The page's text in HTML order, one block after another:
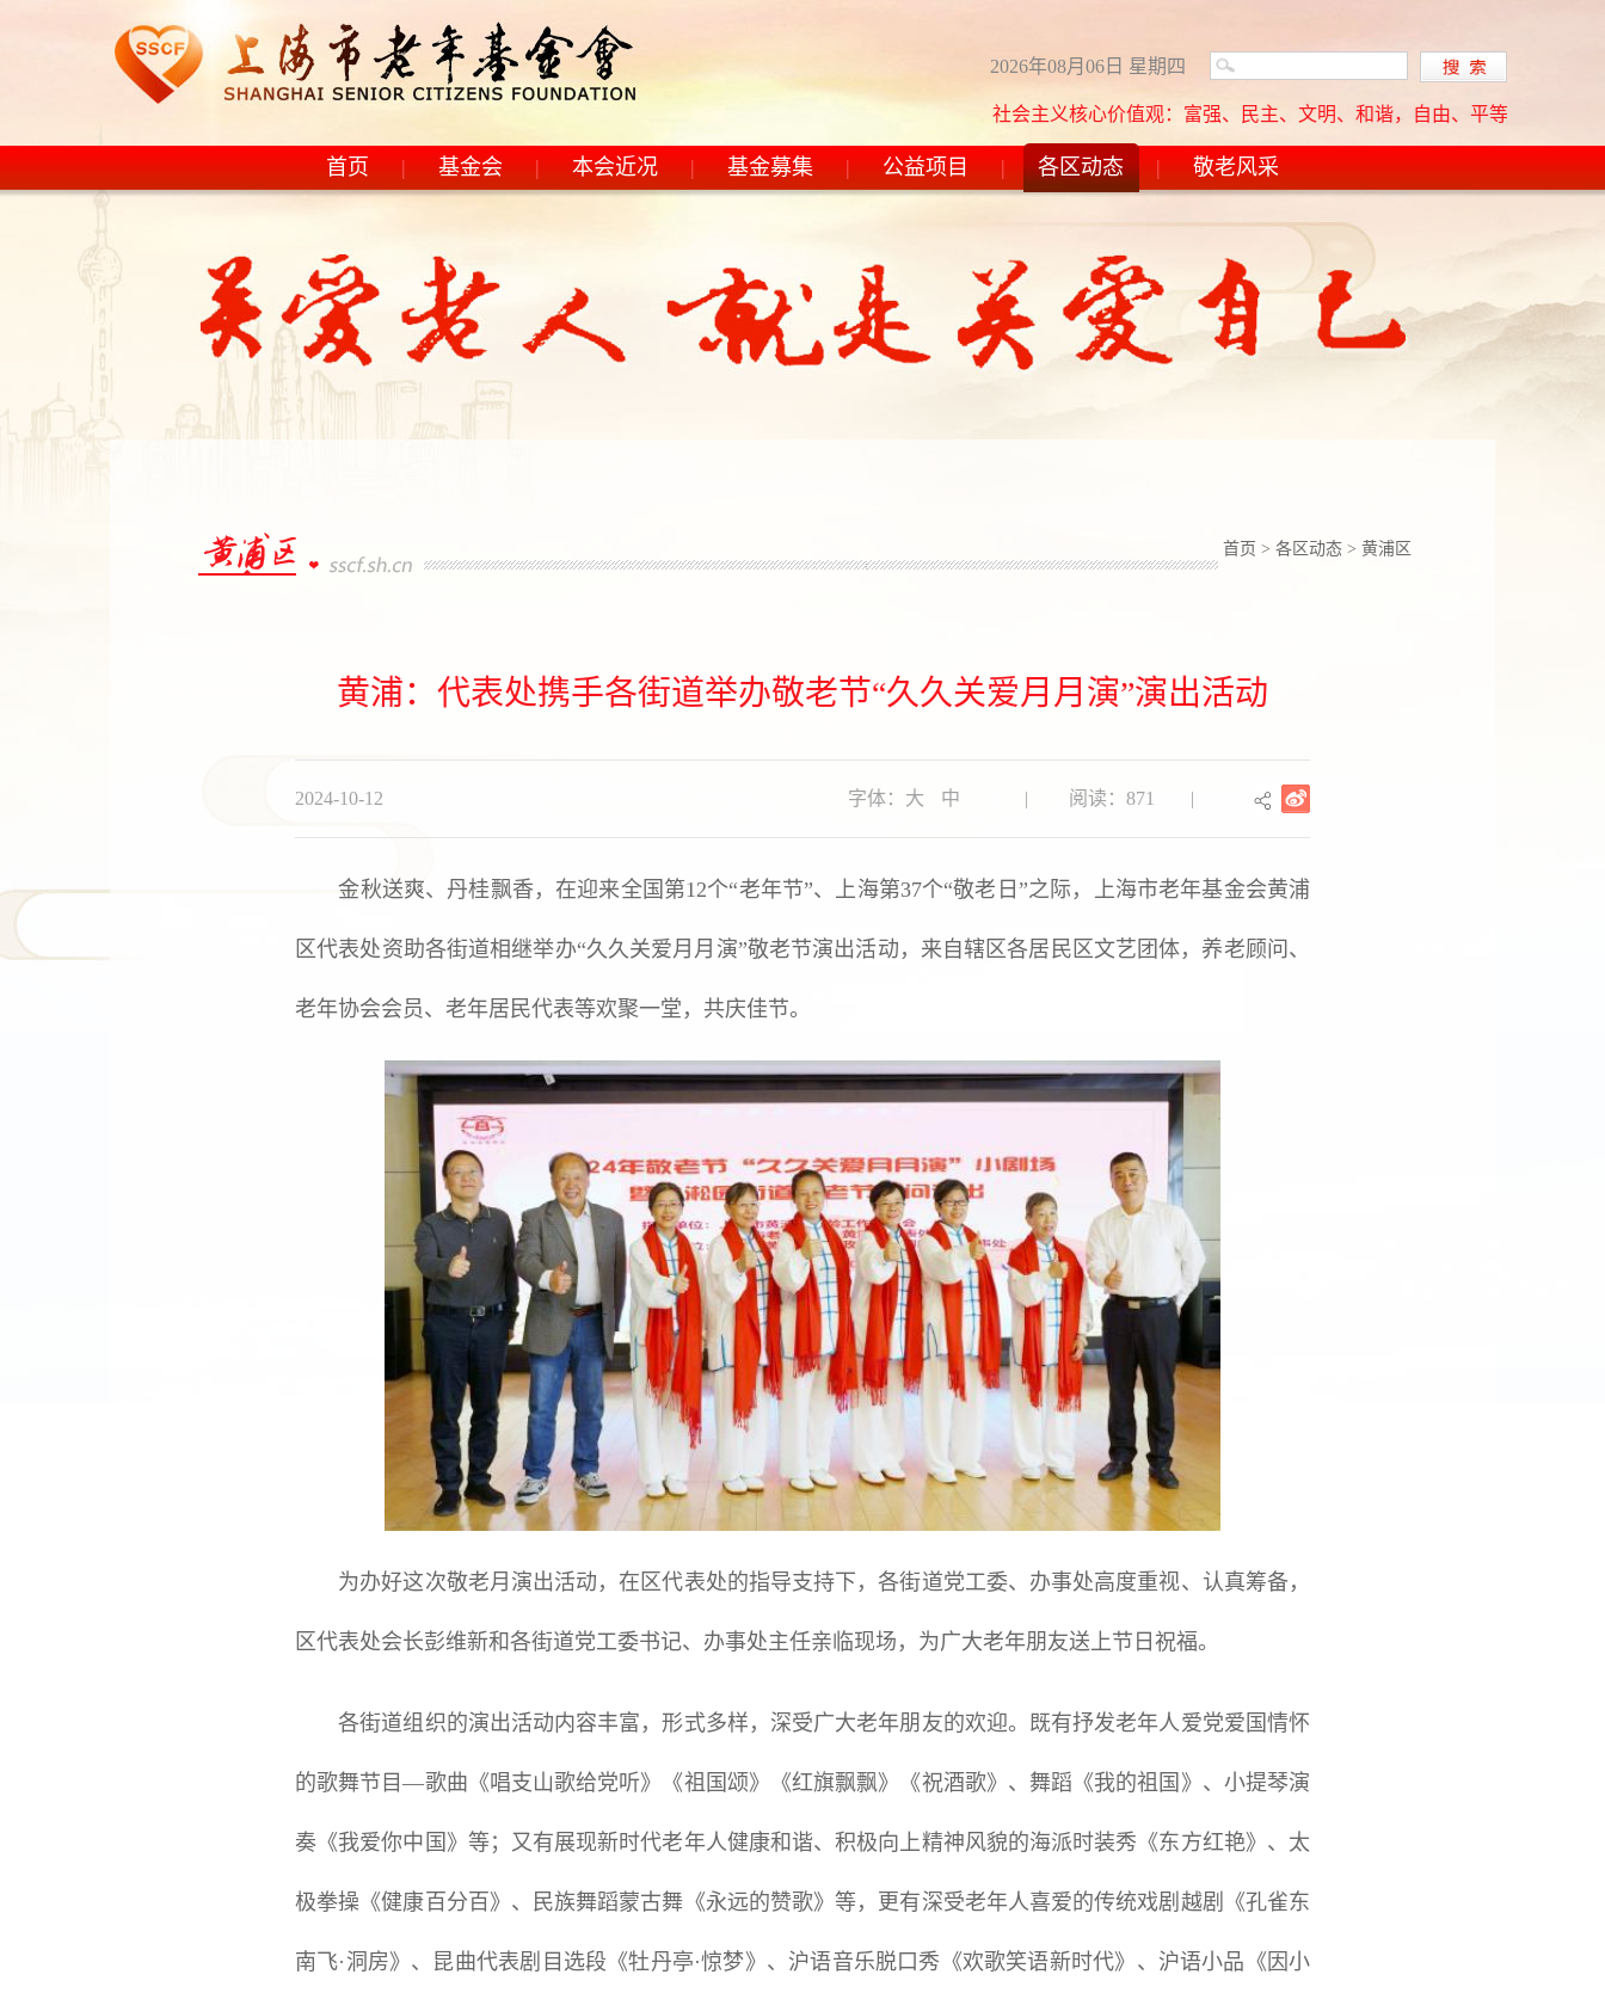
2026年08月06日 星期四
社会主义核心价值观：富强、民主、文明、和谐，自由、平等、公正、法治，爱国、
首页 | 基金会 | 本会近况 | 基金募集 | 公益项目 | 各区动态 | 敬老风采
首页 > 各区动态 > 黄浦区
黄浦：代表处携手各街道举办敬老节“久久关爱月月演”演出活动
2024-10-12 字体： 大 中 | 阅读：871 |
金秋送爽、丹桂飘香，在迎来全国第12个“老年节”、上海第37个“敬老日”之际，上海市老年基金会黄浦
区代表处资助各街道相继举办“久久关爱月月演”敬老节演出活动，来自辖区各居民区文艺团体，养老顾问、
老年协会会员、老年居民代表等欢聚一堂，共庆佳节。
为办好这次敬老月演出活动，在区代表处的指导支持下，各街道党工委、办事处高度重视、认真筹备，
区代表处会长彭维新和各街道党工委书记、办事处主任亲临现场，为广大老年朋友送上节日祝福。
各街道组织的演出活动内容丰富，形式多样，深受广大老年朋友的欢迎。既有抒发老年人爱党爱国情怀
的歌舞节目—歌曲《唱支山歌给党听》《祖国颂》《红旗飘飘》《祝酒歌》、舞蹈《我的祖国》、小提琴演
奏《我爱你中国》等；又有展现新时代老年人健康和谐、积极向上精神风貌的海派时装秀《东方红艳》、太
极拳操《健康百分百》、民族舞蹈蒙古舞《永远的赞歌》等，更有深受老年人喜爱的传统戏剧越剧《孔雀东
南飞·洞房》、昆曲代表剧目选段《牡丹亭·惊梦》、沪语音乐脱口秀《欢歌笑语新时代》、沪语小品《因小